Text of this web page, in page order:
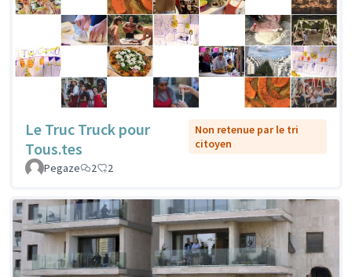
Le Truc Truck pour
Tous.tes
Non retenue par le tri
citoyen
Pegaze
2 2